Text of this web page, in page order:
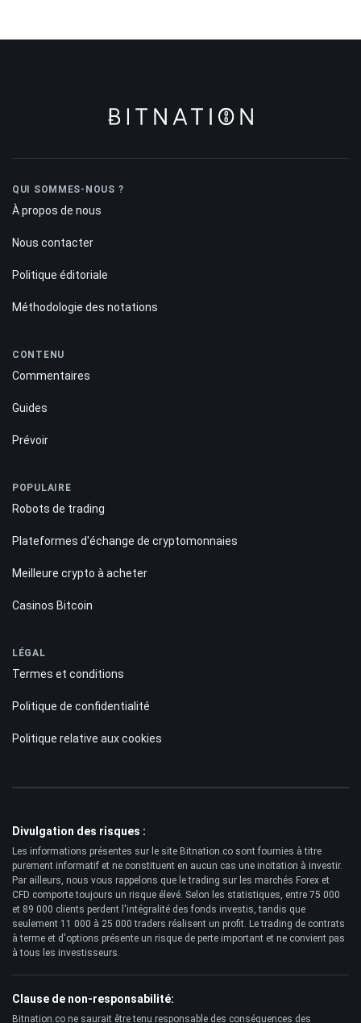
QUI SOMMES-NOUS ?
À propos de nous
Nous contacter
Politique éditoriale
Méthodologie des notations
CONTENU
Commentaires
Guides
Prévoir
POPULAIRE
Robots de trading
Plateformes d'échange de cryptomonnaies
Meilleure crypto à acheter
Casinos Bitcoin
LÉGAL
Termes et conditions
Politique de confidentialité
Politique relative aux cookies
Divulgation des risques :
Les informations présentes sur le site Bitnation.co sont fournies à titre
purement informatif et ne constituent en aucun cas une incitation à investir.
Par ailleurs, nous vous rappelons que le trading sur les marchés Forex et
CFD comporte toujours un risque élevé. Selon les statistiques, entre 75 000
et 89 000 clients perdent l'intégralité des fonds investis, tandis que
seulement 11 000 à 25 000 traders réalisent un profit. Le trading de contrats
à terme et d'options présente un risque de perte important et ne convient pas
à tous les investisseurs.
Clause de non-responsabilité:
Bitnation.co ne saurait être tenu responsable des conséquences des